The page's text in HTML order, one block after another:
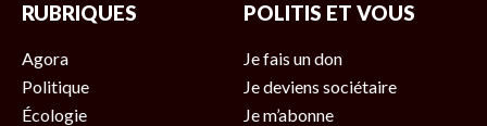
RUBRIQUES
Agora
Politique
Écologie
POLITIS ET VOUS
Je fais un don
Je deviens sociétaire
Je m’abonne